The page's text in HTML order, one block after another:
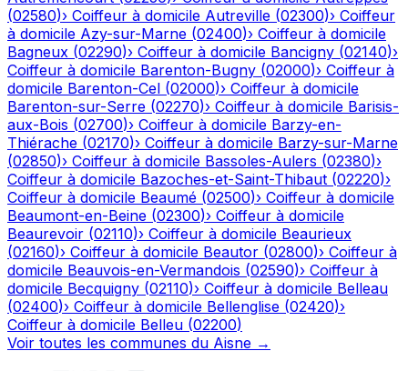
(02580)› Coiffeur à domicile Autreville (02300)› Coiffeur
à domicile Azy-sur-Marne (02400)› Coiffeur à domicile
Bagneux (02290)› Coiffeur à domicile Bancigny (02140)›
Coiffeur à domicile Barenton-Bugny (02000)› Coiffeur à
domicile Barenton-Cel (02000)› Coiffeur à domicile
Barenton-sur-Serre (02270)› Coiffeur à domicile Barisis-
aux-Bois (02700)› Coiffeur à domicile Barzy-en-
Thiérache (02170)› Coiffeur à domicile Barzy-sur-Marne
(02850)› Coiffeur à domicile Bassoles-Aulers (02380)›
Coiffeur à domicile Bazoches-et-Saint-Thibaut (02220)›
Coiffeur à domicile Beaumé (02500)› Coiffeur à domicile
Beaumont-en-Beine (02300)› Coiffeur à domicile
Beaurevoir (02110)› Coiffeur à domicile Beaurieux
(02160)› Coiffeur à domicile Beautor (02800)› Coiffeur à
domicile Beauvois-en-Vermandois (02590)› Coiffeur à
domicile Becquigny (02110)› Coiffeur à domicile Belleau
(02400)› Coiffeur à domicile Bellenglise (02420)›
Coiffeur à domicile Belleu (02200)
Voir toutes les communes du Aisne →